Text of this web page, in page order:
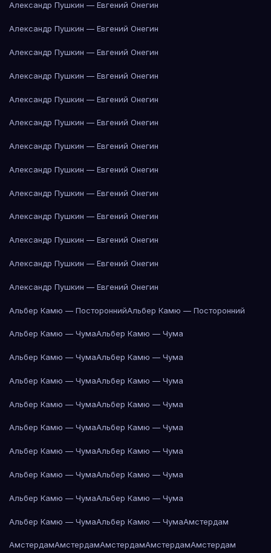
Александр Пушкин — Евгений Онегин
Александр Пушкин — Евгений Онегин
Александр Пушкин — Евгений Онегин
Александр Пушкин — Евгений Онегин
Александр Пушкин — Евгений Онегин
Александр Пушкин — Евгений Онегин
Александр Пушкин — Евгений Онегин
Александр Пушкин — Евгений Онегин
Александр Пушкин — Евгений Онегин
Александр Пушкин — Евгений Онегин
Александр Пушкин — Евгений Онегин
Александр Пушкин — Евгений Онегин
Александр Пушкин — Евгений Онегин
Альбер Камю — ПостороннийАльбер Камю — Посторонний
Альбер Камю — ЧумаАльбер Камю — Чума
Альбер Камю — ЧумаАльбер Камю — Чума
Альбер Камю — ЧумаАльбер Камю — Чума
Альбер Камю — ЧумаАльбер Камю — Чума
Альбер Камю — ЧумаАльбер Камю — Чума
Альбер Камю — ЧумаАльбер Камю — Чума
Альбер Камю — ЧумаАльбер Камю — Чума
Альбер Камю — ЧумаАльбер Камю — Чума
Альбер Камю — ЧумаАльбер Камю — ЧумаАмстердам
АмстердамАмстердамАмстердамАмстердамАмстердам